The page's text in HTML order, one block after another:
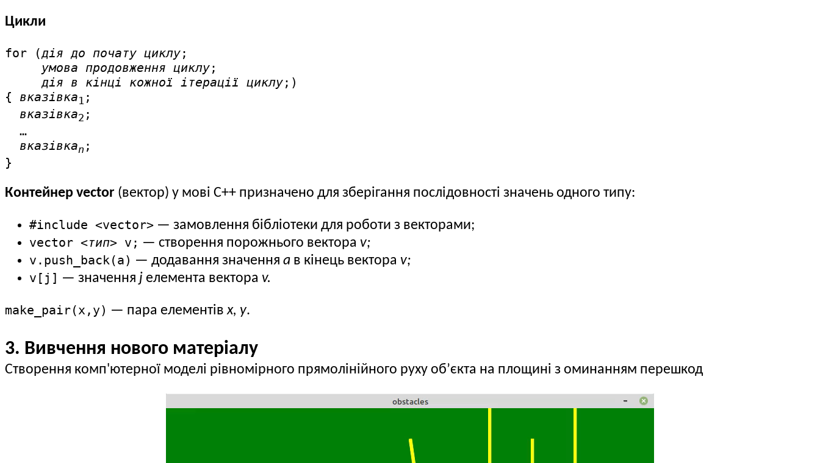
Цикли
for (дія до почату циклу;
умова продовження циклу;
дія в кінці кожної ітерації циклу;)
{ вказівка1 ;
вказівка2 ;
  …
вказівкаn ;
}
Контейнер vector (вектор) у мові С++ призначено для зберігання послідовності значень одного типу:
#include <vector> — замовлення бібліотеки для роботи з векторами;
vector <тип> v; — створення порожнього вектора v;
v.push_back(a) — додавання значення a в кінець вектора v;
v[j] — значення j елемента вектора v.
make_pair(x,y) — пара елементівx, y.
3. Вивчення нового матеріалу
Створення комп'ютерної моделі рівномірного прямолінійного руху об’єкта на площині з оминанням перешкод